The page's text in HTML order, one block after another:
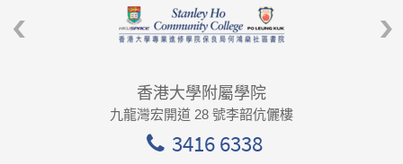
香港大學附屬學院
九龍灣宏開道 28 號李韶伉儷樓
3416 6338